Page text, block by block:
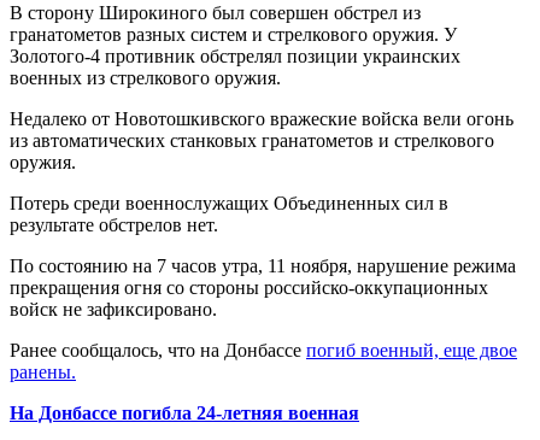
В сторону Широкиного был совершен обстрел из
гранатометов разных систем и стрелкового оружия. У
Золотого-4 противник обстрелял позиции украинских
военных из стрелкового оружия.
Недалеко от Новотошкивского вражеские войска вели огонь
из автоматических станковых гранатометов и стрелкового
оружия.
Потерь среди военнослужащих Объединенных сил в
результате обстрелов нет.
По состоянию на 7 часов утра, 11 ноября, нарушение режима
прекращения огня со стороны российско-оккупационных
войск не зафиксировано.
Ранее сообщалось, что на Донбассе погиб военный, еще двое
ранены.
На Донбассе погибла 24-летняя военная